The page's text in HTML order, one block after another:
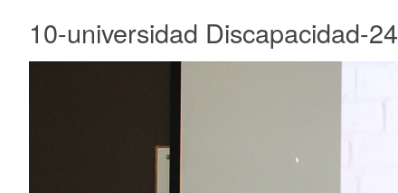
10-universidad Discapacidad-24